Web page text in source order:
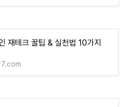
재테크 꿀팁 & 실천법 10가지